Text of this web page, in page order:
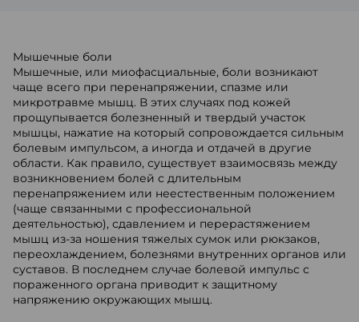
Мышечные боли
Мышечные, или миофасциальные, боли возникают
чаще всего при перенапряжении, спазме или
микротравме мышц. В этих случаях под кожей
прощупывается болезненный и твердый участок
мышцы, нажатие на который сопровождается сильным
болевым импульсом, а иногда и отдачей в другие
области. Как правило, существует взаимосвязь между
возникновением болей с длительным
перенапряжением или неестественным положением
(чаще связанными с профессиональной
деятельностью), сдавлением и перерастяжением
мышц из-за ношения тяжелых сумок или рюкзаков,
переохлаждением, болезнями внутренних органов или
суставов. В последнем случае болевой импульс с
пораженного органа приводит к защитному
напряжению окружающих мышц.